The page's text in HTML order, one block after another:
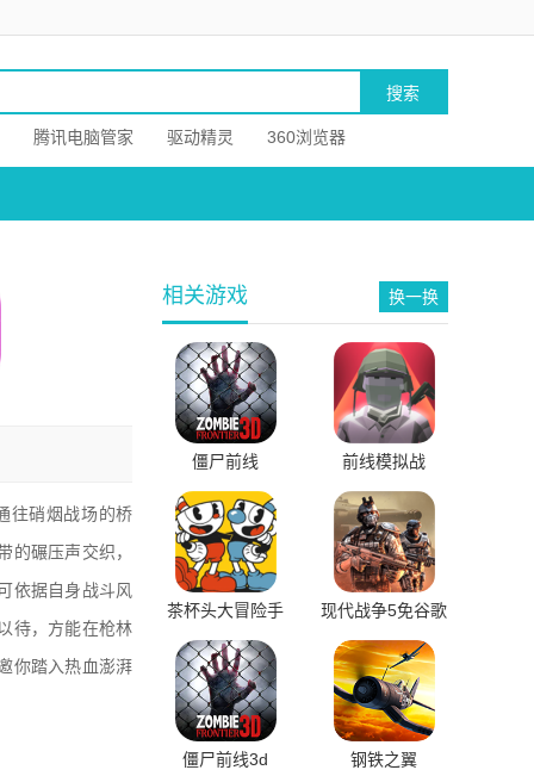
腾讯电脑管家 驱动精灵 360浏览器
往硝烟战场的桥
碾压声交织，
依据自身战斗风
待，方能在枪林
你踏入热血澎湃
相关游戏 换一换
僵尸前线 前线模拟战
茶杯头大冒险手
现代战争5免谷歌
僵尸前线3d 钢铁之翼